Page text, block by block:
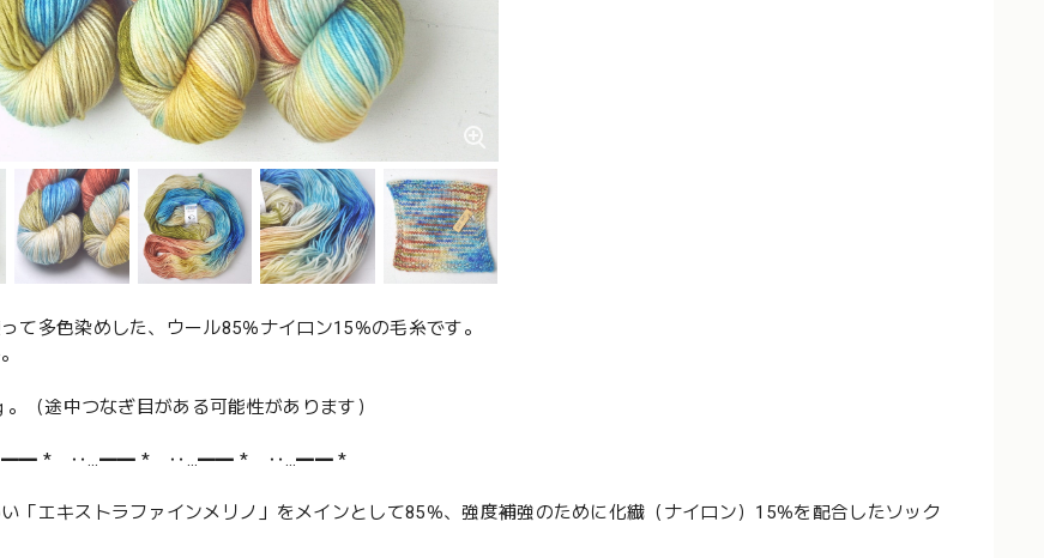
て多色染めした、ウール85％ナイロン15％の毛糸です。
。（途中つなぎ目がある可能性があります）
* ‥…━━ * ‥…━━ * ‥…━━ *
「エキストラファインメリノ」をメインとして85％、強度補強のために化繊（ナイロン）15％を配合したソック